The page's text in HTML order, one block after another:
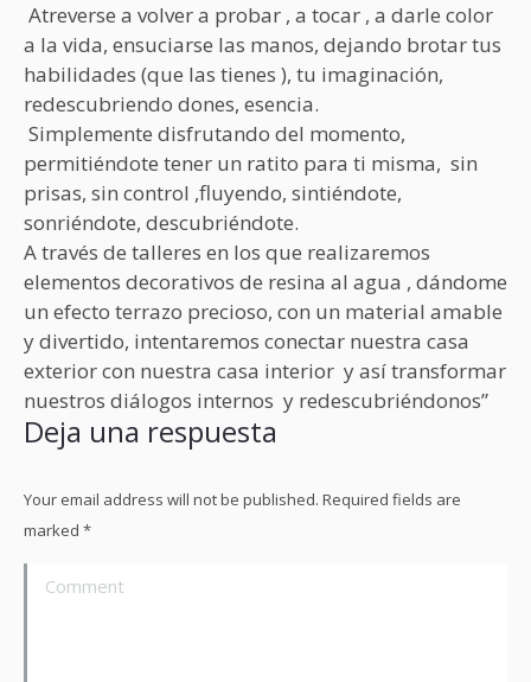
Atreverse a volver a probar , a tocar , a darle color
a la vida, ensuciarse las manos, dejando brotar tus
habilidades (que las tienes ), tu imaginación,
redescubriendo dones, esencia.
Simplemente disfrutando del momento,
permitiéndote tener un ratito para ti misma, sin
prisas, sin control ,fluyendo, sintiéndote,
sonriéndote, descubriéndote.
A través de talleres en los que realizaremos
elementos decorativos de resina al agua , dándome
un efecto terrazo precioso, con un material amable
y divertido, intentaremos conectar nuestra casa
exterior con nuestra casa interior y así transformar
nuestros diálogos internos y redescubriéndonos”
Deja una respuesta
Your email address will not be published. Required fields are
marked *
Comment